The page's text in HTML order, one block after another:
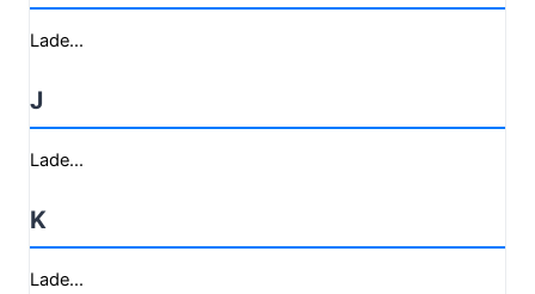
Lade...
J
Lade...
K
Lade...